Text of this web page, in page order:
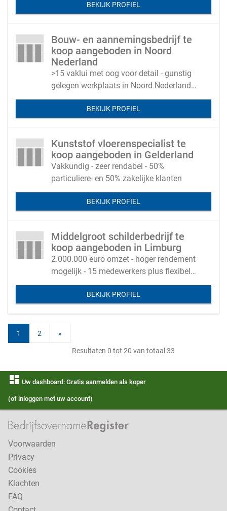
BEKIJK PROFIEL
Bouw- en aannemingsbedrijf te
koop aangeboden in Noord
Nederland
>15 vaklui met oog voor detail - gunstig
gelegen werkplaats in Noord Nederland
(huurpand)
BEKIJK PROFIEL
Kunststof vloerenspecialist te
koop aangeboden in Gelderland
Vakkundig - zeer rendabel - 50%
particuliere- en 50% zakelijke klanten
BEKIJK PROFIEL
Middelgroot schilderbedrijf te
koop aangeboden in Limburg
2.000.000 euro omzet - hoger rendement
mogelijk - 15 medewerkers plus flexibele
schil van 10 personen
BEKIJK PROFIEL
1 2 »
Resultaten 0 tot 20 van totaal 33
dashboard Uw dashboard: Gratis aanmelden als koper
(of inloggen met uw account)
Voorwaarden
Privacy
Cookies
Klachten
FAQ